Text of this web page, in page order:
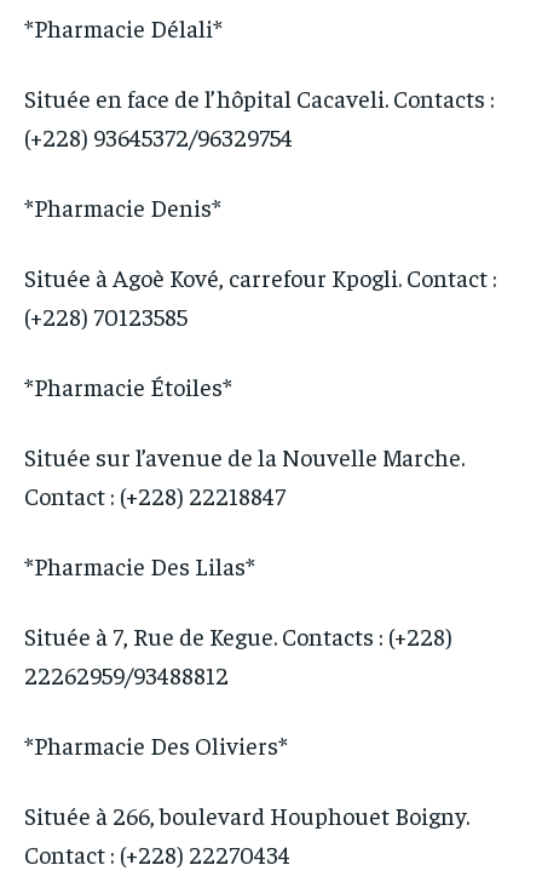
*Pharmacie Délali*
Située en face de l’hôpital Cacaveli. Contacts :
(+228) 93645372/96329754
*Pharmacie Denis*
Située à Agoè Kové, carrefour Kpogli. Contact :
(+228) 70123585
*Pharmacie Étoiles*
Située sur l’avenue de la Nouvelle Marche.
Contact : (+228) 22218847
*Pharmacie Des Lilas*
Située à 7, Rue de Kegue. Contacts : (+228)
22262959/93488812
*Pharmacie Des Oliviers*
Située à 266, boulevard Houphouet Boigny.
Contact : (+228) 22270434